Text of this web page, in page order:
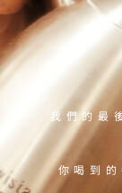
我們的最
你喝到